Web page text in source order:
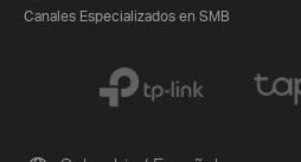
Canales Especializados en SMB